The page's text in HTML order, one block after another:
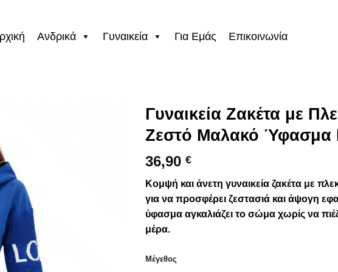
Ανδρικά Γυναικεία Για Εμάς Επικοινωνία
Γυναικεία Ζακέτα με
Ζεστό Μαλακό Ύφασμα
36,90 €
Κομψή και άνετη γυναικεία ζακέτα με
για να προσφέρει ζεστασιά και άψογη
ύφασμα αγκαλιάζει το σώμα χωρίς να
μέρα.
Μέγεθος